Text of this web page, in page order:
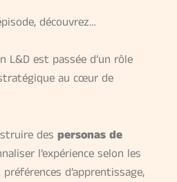
découvrez…
L&D est passée d’un rôle
au cœur de
despersonas de
l’expérience selon les
d’apprentissage,